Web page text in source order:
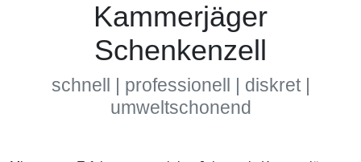
Kammerjäger
Schenkenzell
schnell | professionell | diskret |
umweltschonend